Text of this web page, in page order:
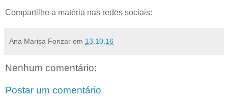
Compartilhe a matéria nas redes sociais:
Ana Marisa Fonzar em 13.10.16
Nenhum comentário:
Postar um comentário